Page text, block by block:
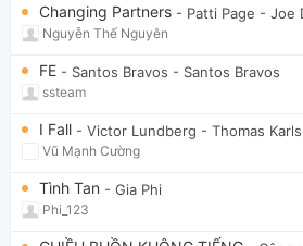
Changing Partners - Patti Page - Joe
Nguyễn Thế Nguyên
FE - Santos Bravos - Santos Bravos
ssteam
I Fall - Victor Lundberg - Thomas
Vũ Mạnh Cường
Tình Tan - Gia Phi
Phi_123